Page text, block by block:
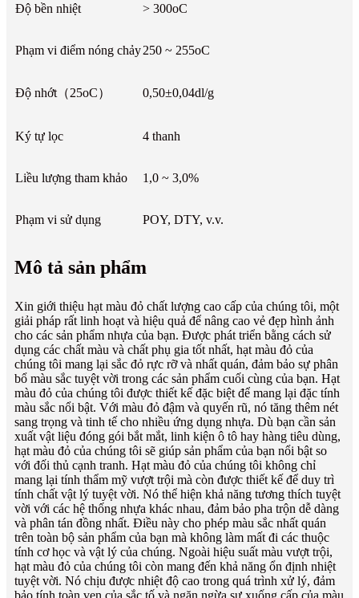
Độ bền nhiệt > 300oC
Phạm vi điểm nóng chảy250 ~ 255oC
Độ nhớt（25oC） 0,50±0,04dl/g
Ký tự lọc 4 thanh
Liều lượng tham khảo 1,0 ~ 3,0%
Phạm vi sử dụng POY, DTY, v.v.
Mô tả sản phẩm
Xin giới thiệu hạt màu đỏ chất lượng cao cấp của chúng tôi, một
giải pháp rất linh hoạt và hiệu quả để nâng cao vẻ đẹp hình ảnh
cho các sản phẩm nhựa của bạn. Được phát triển bằng cách sử
dụng các chất màu và chất phụ gia tốt nhất, hạt màu đỏ của
chúng tôi mang lại sắc đỏ rực rỡ và nhất quán, đảm bảo sự phân
bổ màu sắc tuyệt vời trong các sản phẩm cuối cùng của bạn. Hạt
màu đỏ của chúng tôi được thiết kế đặc biệt để mang lại đặc tính
màu sắc nổi bật. Với màu đỏ đậm và quyến rũ, nó tăng thêm nét
sang trọng và tinh tế cho nhiều ứng dụng nhựa. Dù bạn cần sản
xuất vật liệu đóng gói bắt mắt, linh kiện ô tô hay hàng tiêu dùng,
hạt màu đỏ của chúng tôi sẽ giúp sản phẩm của bạn nổi bật so
với đối thủ cạnh tranh. Hạt màu đỏ của chúng tôi không chỉ
mang lại tính thẩm mỹ vượt trội mà còn được thiết kế để duy trì
tính chất vật lý tuyệt vời. Nó thể hiện khả năng tương thích tuyệt
vời với các hệ thống nhựa khác nhau, đảm bảo pha trộn dễ dàng
và phân tán đồng nhất. Điều này cho phép màu sắc nhất quán
trên toàn bộ sản phẩm của bạn mà không làm mất đi các thuộc
tính cơ học và vật lý của chúng. Ngoài hiệu suất màu vượt trội,
hạt màu đỏ của chúng tôi còn mang đến khả năng ổn định nhiệt
tuyệt vời. Nó chịu được nhiệt độ cao trong quá trình xử lý, đảm